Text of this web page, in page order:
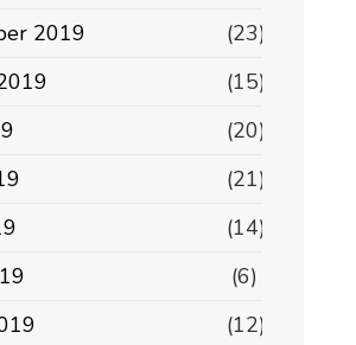
2019
(23)
(15)
(20)
(21)
(14)
(6)
(12)